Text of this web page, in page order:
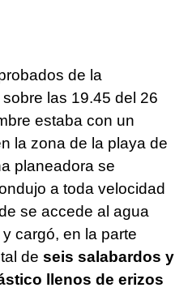
de la
las 19.45 del 26
estaba con un
la zona de la playa de
planeadora se
a toda velocidad
se accede al agua
cargó, en la parte
de seis salabardos y
llenos de erizos